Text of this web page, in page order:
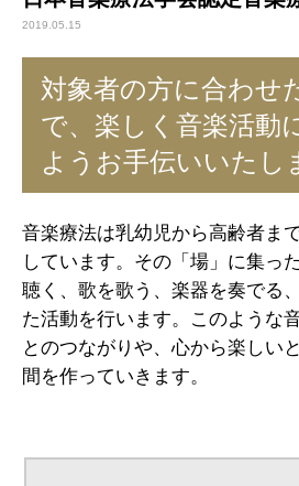
2019.05.15
対象者の方に合わせ
で、楽しく音楽活動
ようお手伝いいたし
音楽療法は乳幼児から高齢者ま
しています。その「場」に集っ
聴く、歌を歌う、楽器を奏でる
た活動を行います。このような
とのつながりや、心から楽しい
間を作っていきます。